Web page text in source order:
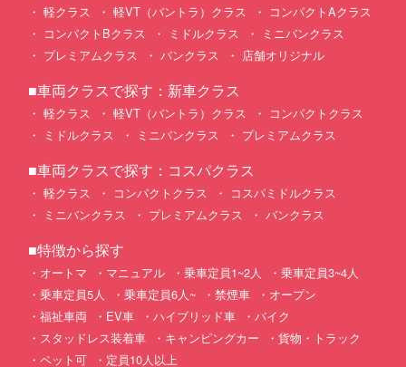
軽クラス 軽VT（バントラ）クラス
コンパクトAクラス
コンパクトBクラス
ミドルクラス
ミニバンクラス
プレミアムクラス
バンクラス 店舗オリジナル
■車両クラスで探す：新車クラス
軽クラス 軽VT（バントラ）クラス
コンパクトクラス
ミドルクラス
ミニバンクラス プレミアムクラス
■車両クラスで探す：コスパクラス
軽クラス コンパクトクラス
コスパミドルクラス
ミニバンクラス
プレミアムクラス バンクラス
■特徴から探す
オートマ マニュアル 乗車定員1~2人
乗車定員3~4人
乗車定員5人
乗車定員6人~ 禁煙車
オープン
福祉車両
EV車 ハイブリッド車
バイク
スタッドレス装着車
キャンピングカー
貨物・トラック
ペット可
定員10人以上